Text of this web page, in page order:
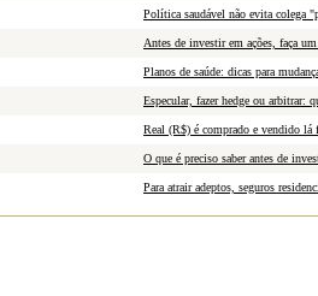
Política saudável não evita colega
Antes de investir em ações, faça
Planos de saúde: dicas para
Especular, fazer hedge ou arbitrar:
Real (R$) é comprado e vendido lá
O que é preciso saber antes de
Para atrair adeptos, seguros